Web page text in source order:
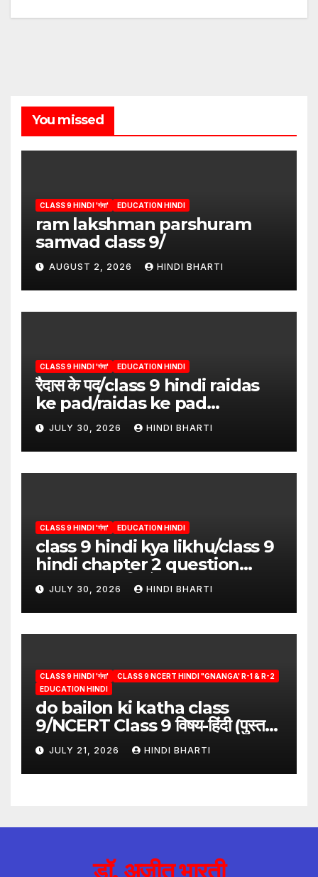
You missed
CLASS 9 HINDI 'गंगा' EDUCATION HINDI
ram lakshman parshuram
samvad class 9/
AUGUST 2, 2026 HINDI BHARTI
CLASS 9 HINDI 'गंगा' EDUCATION HINDI
रैदास के पद/class 9 hindi raidas
ke pad/raidas ke pad
question answer/raidas ke
pad class 9
JULY 30, 2026 HINDI BHARTI
CLASS 9 HINDI 'गंगा' EDUCATION HINDI
class 9 hindi kya likhu/class 9
hindi chapter 2 question
answer/क्या लिखूँ-पदुमलाल/class 9
hindi
JULY 30, 2026 HINDI BHARTI
CLASS 9 HINDI 'गंगा'
CLASS 9 NCERT HINDI "GNANGA' R-1 & R-2
EDUCATION HINDI
do bailon ki katha class
9/NCERT Class 9 विषय-हिंदी (पुस्तक-
गंगा)JULY 21, 2026 HINDI BHARTI